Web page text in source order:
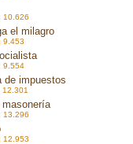
10.626
el milagro
9.453
9.554
de impuestos
masonería
13.296
12.953